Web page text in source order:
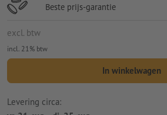
Beste prijs-garantie
excl. btw
incl. 21% btw
In winkelwagen
Levering circa: